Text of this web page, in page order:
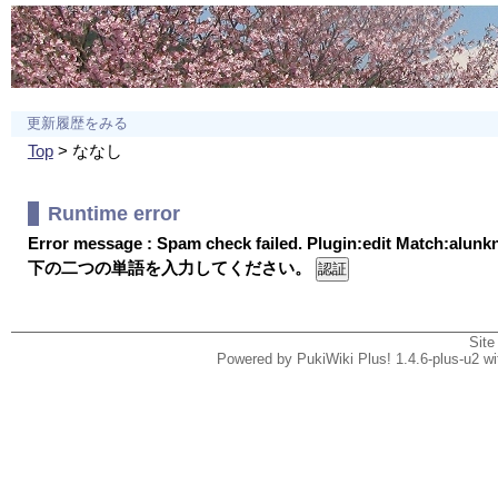
更新履歴をみる
Top> ななし
Runtime error
Error message : Spam check failed. Plugin:edit
下の二つの単語を入力してください。
Powered by PukiWiki Plus! 1.4.6-plus-u2